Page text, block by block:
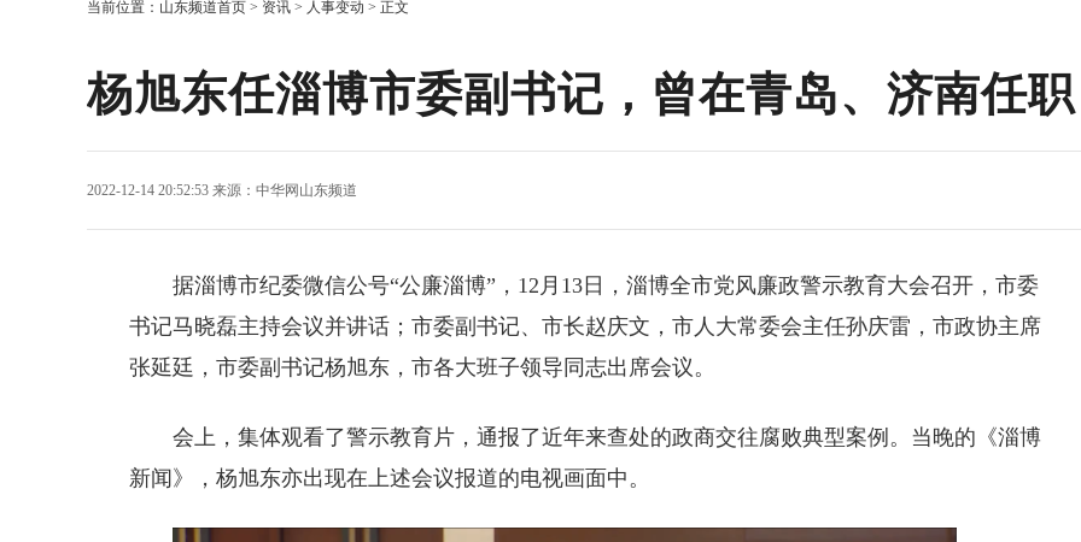
当前位置： 山东频道首页 > 资讯 > 人事变动 > 正文
杨旭东任淄博市委副书记，曾在青岛、济南任职
2022-12-14 20:52:53 来源： 中华网山东频道
据淄博市纪委微信公号“公廉淄博”， 12月13日，淄博全市党风廉政警示教育大会召开，市委
书记马晓磊主持会议并讲话； 市委副书记、市长赵庆文，市人大常委会主任孙庆雷，市政协主席
张延廷， 市委副书记杨旭东 ， 市各大班子领导同志出席会议。
会上，集体观看了警示教育片，通报了近年来查处的政商交往腐败典型案例。 当晚的《淄博
新闻》，杨旭东亦出现在上述会议报道的电视画面中。